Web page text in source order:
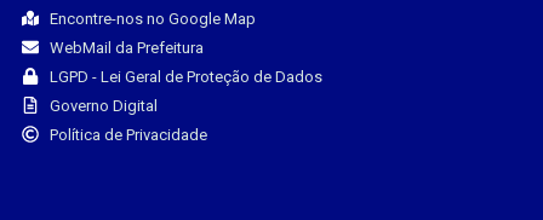
Encontre-nos no Google Map
WebMail da Prefeitura
LGPD - Lei Geral de Proteção de Dados
Governo Digital
Política de Privacidade